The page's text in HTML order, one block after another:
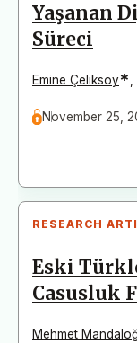
Yaşanan
Süreci
Emine Çeliksoy*
November 25,
RESEARCH
Eski
Casusluk
Mehmet